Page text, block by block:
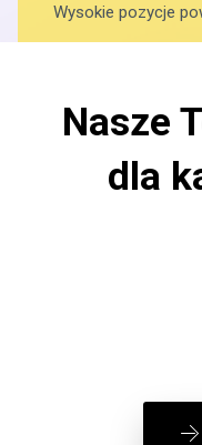
Wysokie pozycje
Nasze
dla